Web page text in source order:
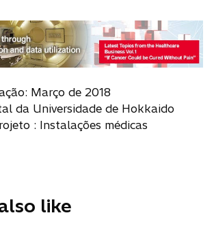
Março de 2018
da Universidade de Hokkaido
: Instalações médicas
like